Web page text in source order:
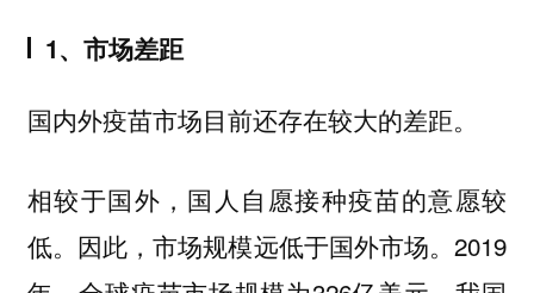
1、市场差距
国内外疫苗市场目前还存在较大的差距。
相较于国外，国人自愿接种疫苗的意愿较
低。因此，市场规模远低于国外市场。2019